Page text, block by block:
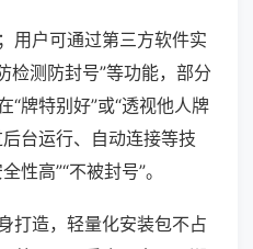
用户可通过第三方软件实
检测防封号”等功能，部分
“牌特别好”或“透视他人牌
台运行、自动连接等技
性高”“不被封号”。
打造，轻量化安装包不占